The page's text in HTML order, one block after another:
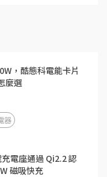
，酷態科電能卡片
麼選
器
電座通過 Qi2.2 認
磁吸快充